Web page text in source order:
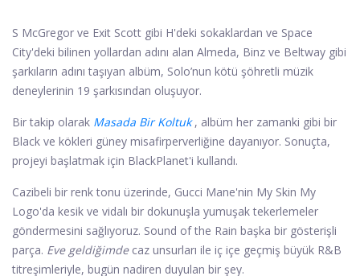
S McGregor ve Exit Scott gibi H'deki sokaklardan ve Space
City'deki bilinen yollardan adını alan Almeda, Binz ve Beltway gibi
şarkıların adını taşıyan albüm, Solo’nun kötü şöhretli müzik
deneylerinin 19 şarkısından oluşuyor.
Bir takip olarak Masada Bir Koltuk , albüm her zamanki gibi bir
Black ve kökleri güney misafirperverliğine dayanıyor. Sonuçta,
projeyi başlatmak için BlackPlanet'i kullandı.
Cazibeli bir renk tonu üzerinde, Gucci Mane'nin My Skin My
Logo'da kesik ve vidalı bir dokunuşla yumuşak tekerlemeler
göndermesini sağlıyoruz. Sound of the Rain başka bir gösterişli
parça. Eve geldiğimdecaz unsurları ile iç içe geçmiş büyük R&B
titreşimleriyle, bugün nadiren duyulan bir şey.